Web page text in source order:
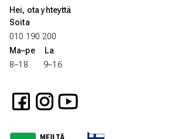
Hei, ota yhteyttä
Soita
010 190 200
Ma–pe La
8–18 9–16